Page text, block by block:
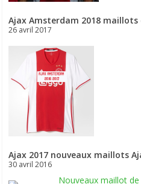
Ajax Amsterdam 2018
26 avril 2017
Ajax 2017 nouveaux maillots
30 avril 2016